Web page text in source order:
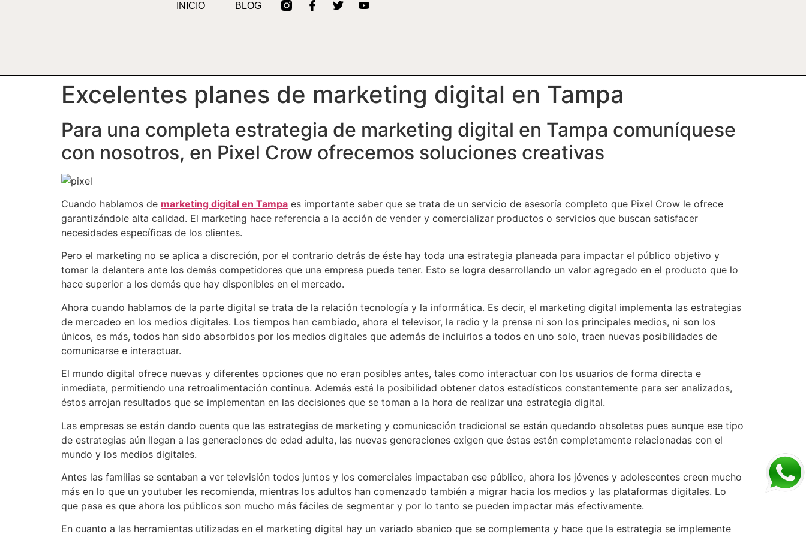
INICIO BLOG
Excelentes planes de marketing digital en Tampa
Para una completa estrategia de marketing digital en Tampa comuníquese
con nosotros, en Pixel Crow ofrecemos soluciones creativas
Cuando hablamos de marketing digital en Tampa es importante saber que se trata de un servicio de asesoría completo que Pixel Crow le ofrece
garantizándole alta calidad. El marketing hace referencia a la acción de vender y comercializar productos o servicios que buscan satisfacer
necesidades específicas de los clientes.
Pero el marketing no se aplica a discreción, por el contrario detrás de éste hay toda una estrategia planeada para impactar el público objetivo y
tomar la delantera ante los demás competidores que una empresa pueda tener. Esto se logra desarrollando un valor agregado en el producto que lo
hace superior a los demás que hay disponibles en el mercado.
Ahora cuando hablamos de la parte digital se trata de la relación tecnología y la informática. Es decir, el marketing digital implementa las estrategias
de mercadeo en los medios digitales. Los tiempos han cambiado, ahora el televisor, la radio y la prensa ni son los principales medios, ni son los
únicos, es más, todos han sido absorbidos por los medios digitales que además de incluirlos a todos en uno solo, traen nuevas posibilidades de
comunicarse e interactuar.
El mundo digital ofrece nuevas y diferentes opciones que no eran posibles antes, tales como interactuar con los usuarios de forma directa e
inmediata, permitiendo una retroalimentación continua. Además está la posibilidad obtener datos estadísticos constantemente para ser analizados,
éstos arrojan resultados que se implementan en las decisiones que se toman a la hora de realizar una estrategia digital.
Las empresas se están dando cuenta que las estrategias de marketing y comunicación tradicional se están quedando obsoletas pues aunque ese tipo
de estrategias aún llegan a las generaciones de edad adulta, las nuevas generaciones exigen que éstas estén completamente relacionadas con el
mundo y los medios digitales.
Antes las familias se sentaban a ver televisión todos juntos y los comerciales impactaban ese público, ahora los jóvenes y adolescentes creen mucho
más en lo que un youtuber les recomienda, mientras los adultos han comenzado también a migrar hacia los medios y las plataformas digitales. Lo
que pasa es que ahora los públicos son mucho más fáciles de segmentar y por lo tanto se pueden impactar más efectivamente.
En cuanto a las herramientas utilizadas en el marketing digital hay un variado abanico que se complementa y hace que la estrategia se implemente